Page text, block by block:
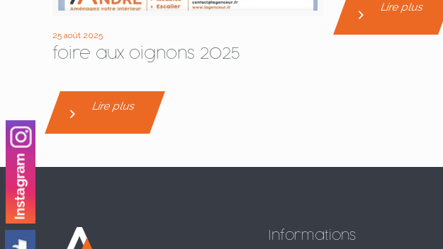
25 août 2025
foire aux oignons 2025
Lire plus
Lire plus
Informations